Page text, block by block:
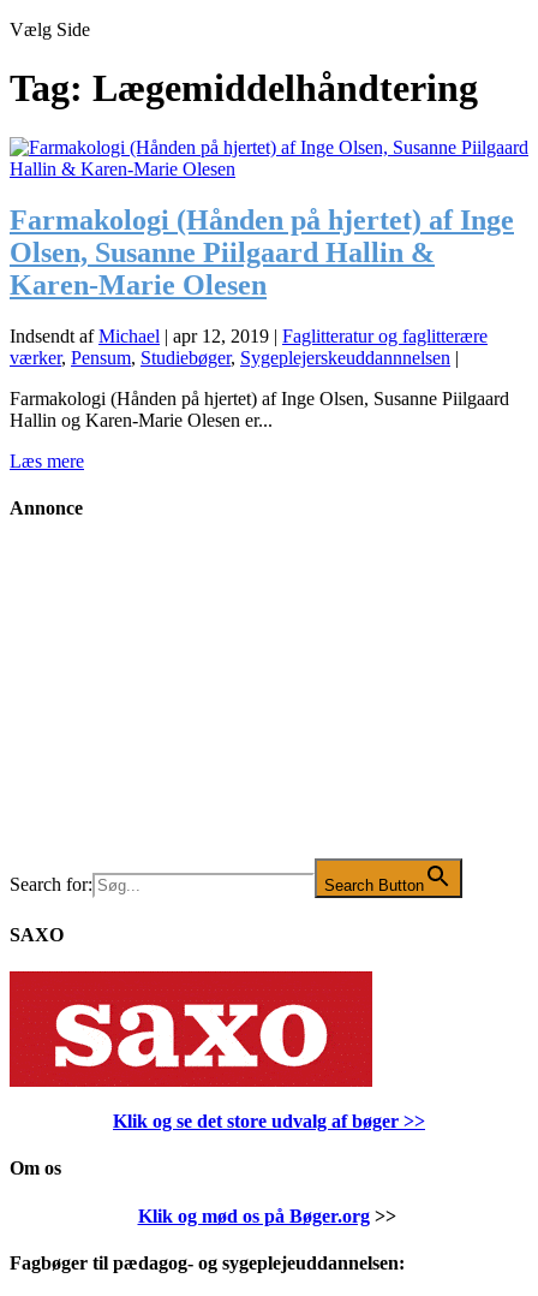
Vælg Side
Tag: Lægemiddelhåndtering
Farmakologi (Hånden på hjertet) af Inge
Olsen, Susanne Piilgaard Hallin &
Karen-Marie Olesen
Indsendt afMichael | apr 12, 2019 | Faglitteratur og faglitterære
værker, Pensum, Studiebøger, Sygeplejerskeuddannnelsen |
Farmakologi (Hånden på hjertet) af Inge Olsen, Susanne Piilgaard
Hallin og Karen-Marie Olesen er...
Læs mere
Annonce
Search for: Search Button
SAXO
Klik og se det store udvalg af bøger >>
Om os
Klik og mød os på Bøger.org>>
Fagbøger til pædagog- og sygeplejeuddannelsen: